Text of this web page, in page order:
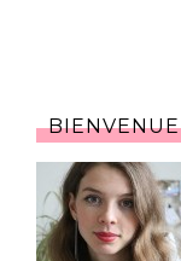
BIENVENUE